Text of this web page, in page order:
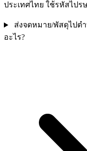
ประเทศไทย ใช้รหัสไปร
ส่งจดหมาย/พัสดุไปต
อะไร?